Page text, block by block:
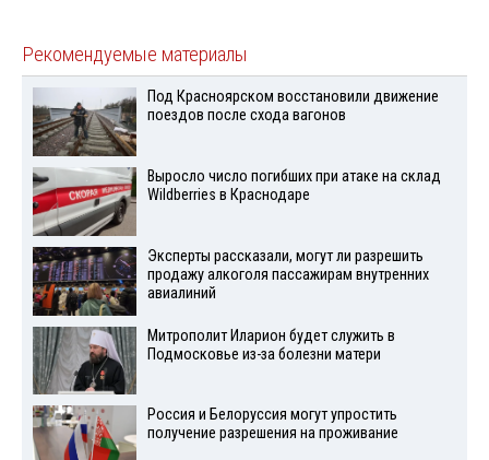
Рекомендуемые материалы
Под Красноярском восстановили движение
поездов после схода вагонов
Выросло число погибших при атаке на склад
Wildberries в Краснодаре
Эксперты рассказали, могут ли разрешить
продажу алкоголя пассажирам внутренних
авиалиний
Митрополит Иларион будет служить в
Подмосковье из-за болезни матери
Россия и Белоруссия могут упростить
получение разрешения на проживание